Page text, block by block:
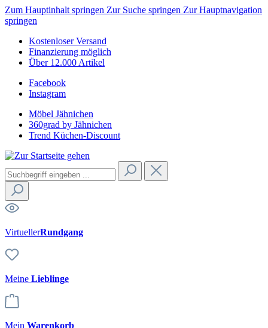
Zum Hauptinhalt springen Zur Suche springen Zur Hauptnavigation
springen
Kostenloser Versand
Finanzierung möglich
Über 12.000 Artikel
Facebook
Instagram
Möbel Jähnichen
360grad by Jähnichen
Trend Küchen-Discount
VirtuellerRundgang
Meine Lieblinge
Mein Warenkorb